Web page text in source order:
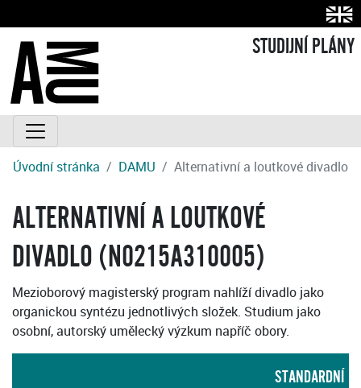
STUDIJNÍ PLÁNY
Úvodní stránka DAMU Alternativní a loutkové divadlo
ALTERNATIVNÍ A LOUTKOVÉ
DIVADLO (N0215A310005)
Mezioborový magisterský program nahlíží divadlo jako
organickou syntézu jednotlivých složek. Studium jako
osobní, autorský umělecký výzkum napříč obory.
STANDARDNÍ